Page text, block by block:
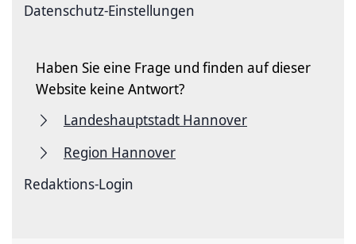
Datenschutz-Einstellungen
Haben Sie eine Frage und finden auf dieser
Website keine Antwort?
Landeshauptstadt Hannover
Region Hannover
Redaktions-Login